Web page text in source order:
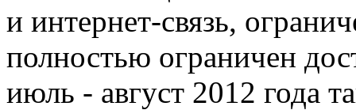
и интернет-связь,
полностью ограничен
июль - август 2012 года